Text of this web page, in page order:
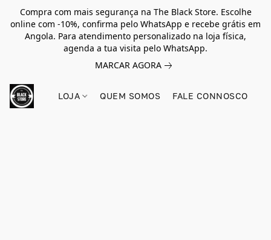
Compra com mais segurança na The Black Store. Escolhe
online com -10%, confirma pelo WhatsApp e recebe grátis em
Angola. Para atendimento personalizado na loja física,
agenda a tua visita pelo WhatsApp.
MARCAR AGORA
LOJA QUEM SOMOS FALE CONNOSCO